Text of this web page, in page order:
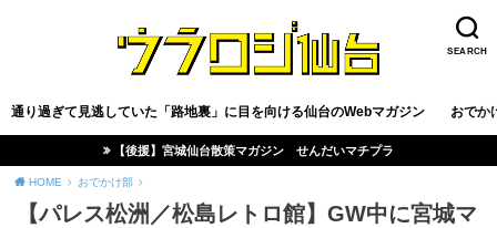
SEARCH
通り過ぎて見逃していた「路地裏」に目を向ける仙台のWebマガジン おでか
【後援】宮城仙台散策マガジン せんだいマチプラ
HOME おでかけ部
【パレス松洲／松島レトロ館】GW中に宮城マ